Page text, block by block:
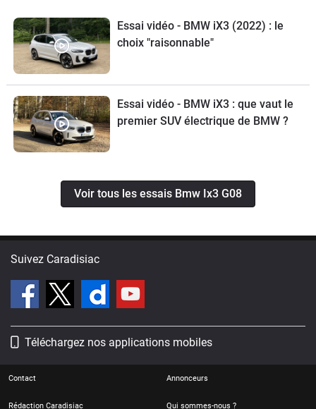
Essai vidéo - BMW iX3 (2022) : le
choix "raisonnable"
Essai vidéo - BMW iX3 : que vaut le
premier SUV électrique de BMW ?
Voir tous les essais Bmw Ix3 G08
Suivez Caradisiac
Téléchargez nos applications mobiles
Contact Annonceurs
Rédaction Caradisiac Qui sommes-nous ?